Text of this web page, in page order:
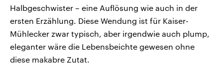
Halbgeschwister – eine Auflösung wie auch in der
ersten Erzählung. Diese Wendung ist für Kaiser-
Mühlecker zwar typisch, aber irgendwie auch plump,
eleganter wäre die Lebensbeichte gewesen ohne
diese makabre Zutat.